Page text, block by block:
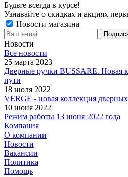
Будьте всегда в курсе!
Узнавайте о скидках и акциях
Новости магазина
Новости
Все новости
25 марта 2023
Дверные ручки BUSSARE. Новая
пути
18 июля 2022
VERGE - новая коллекция
10 июня 2022
Режим работы 13 июня 2022 года
Компания
О компании
Новости
Вакансии
Политика
Помощь